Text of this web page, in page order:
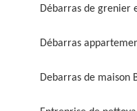
Débarras de grenier
Débarras
Debarras de maison